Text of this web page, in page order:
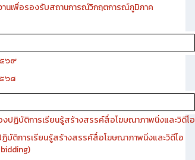
านเพื่อรองรับสถานการณ์วิกฤตการณ์ภูมิภาค
๖๙
๖๘
ปฏิบัติการเรียนรู้สร้างสรรค์สื่อโฆษณาภาพนิ่งและวิดีโอ
บัติการเรียนรู้สร้างสรรค์สื่อโฆษณาภาพนิ่งและวิดีโอ